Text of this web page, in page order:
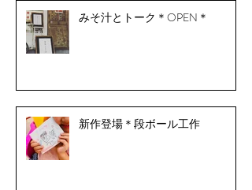
みそ汁とトーク＊OPEN＊
新作登場＊段ボール工作